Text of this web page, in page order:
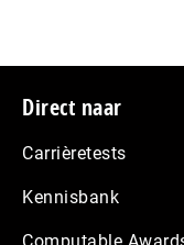
Footer
Direct naar
Carrièretests
Kennisbank
Computable